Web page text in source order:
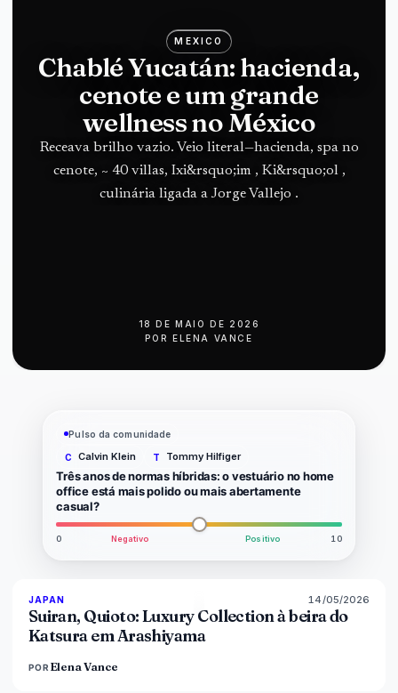
MEXICO
Chablé Yucatán: hacienda,
cenote e um grande
wellness no México
Receava brilho vazio. Veio literal—hacienda, spa no
cenote, ~ 40 villas, Ixi&rsquo;im , Ki&rsquo;ol ,
culinária ligada a Jorge Vallejo .
18 DE MAIO DE 2026
POR ELENA VANCE
Pulso da comunidade
C Calvin Klein T Tommy Hilfiger
Três anos de normas híbridas: o vestuário no home
office está mais polido ou mais abertamente
casual?
0 Negativo Positivo 10
93% 44
JAPAN 14/05/2026
Suiran, Quioto: Luxury Collection à beira do
Katsura em Arashiyama
POR Elena Vance